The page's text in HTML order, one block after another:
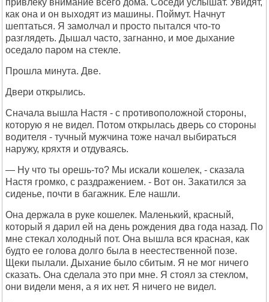
привлеку внимание всего дома. Соседи услышат. Увидят,
как она и он выходят из машины. Поймут. Начнут
шептаться. Я замолчал и просто пытался что-то
разглядеть. Дышал часто, загнанно, и мое дыхание
оседало паром на стекле.
Прошла минута. Две.
Двери открылись.
Сначала вышла Настя - с противоположной стороны,
которую я не видел. Потом открылась дверь со стороны
водителя - тучный мужчина тоже начал выбираться
наружу, кряхтя и отдуваясь.
— Ну что ты орешь-то? Мы искали кошелек, - сказала
Настя громко, с раздражением. - Вот он. Закатился за
сиденье, почти в багажник. Еле нашли.
Она держала в руке кошелек. Маленький, красный,
который я дарил ей на день рождения два года назад. По
мне стекал холодный пот. Она вышла вся красная, как
будто ее голова долго была в неестественной позе.
Щеки пылали. Дыхание было сбитым. Я не мог ничего
сказать. Она сделала это при мне. Я стоял за стеклом,
они видели меня, а я их нет. Я ничего не видел.